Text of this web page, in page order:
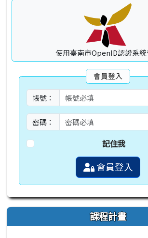
使用臺南市OpenID認證系
會員登入
帳號：
密碼：
記住我
會員登入
課程計畫